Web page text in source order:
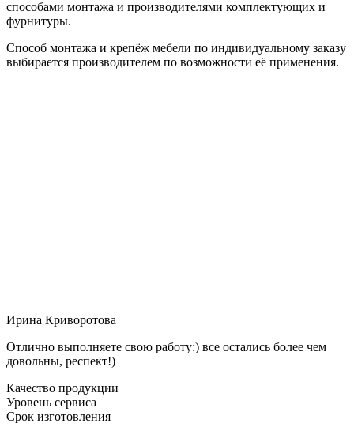
способами монтажа и производителями комплектующих и
фурнитуры.
Способ монтажа и крепёж мебели по индивидуальному заказу
выбирается производителем по возможности её применения.
Ирина Криворотова
Отлично выполняете свою работу:) все остались более чем
довольны, респект!)
Качество продукции
Уровень сервиса
Срок изготовления